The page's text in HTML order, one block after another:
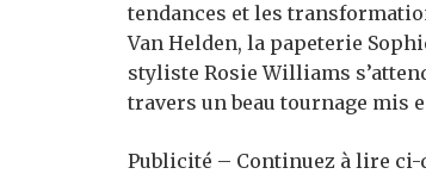
tendances et les
Van Helden, la papeterie
styliste Rosie Williams
travers un beau tournage mis
Publicité – Continuez à lire ci-